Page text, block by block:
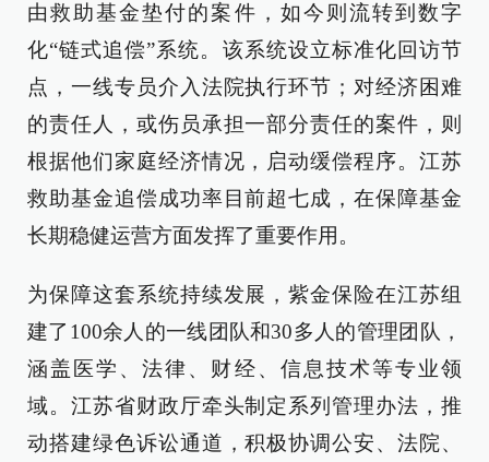
由救助基金垫付的案件，如今则流转到数字
化“链式追偿”系统。该系统设立标准化回访节
点，一线专员介入法院执行环节；对经济困难
的责任人，或伤员承担一部分责任的案件，则
根据他们家庭经济情况，启动缓偿程序。江苏
救助基金追偿成功率目前超七成，在保障基金
长期稳健运营方面发挥了重要作用。
为保障这套系统持续发展，紫金保险在江苏组
建了100余人的一线团队和30多人的管理团队，
涵盖医学、法律、财经、信息技术等专业领
域。江苏省财政厅牵头制定系列管理办法，推
动搭建绿色诉讼通道，积极协调公安、法院、